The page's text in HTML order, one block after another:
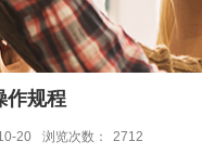
作规程
20 浏览次数： 2712